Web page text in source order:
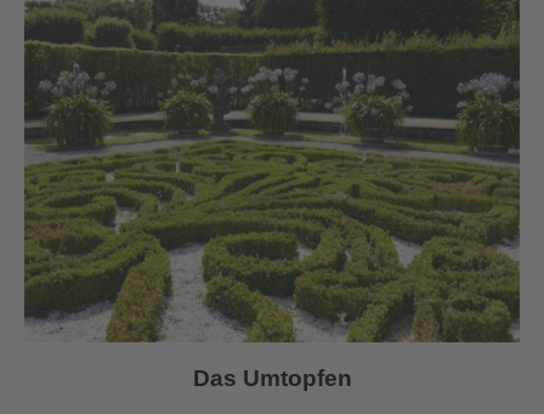
Das Umtopfen